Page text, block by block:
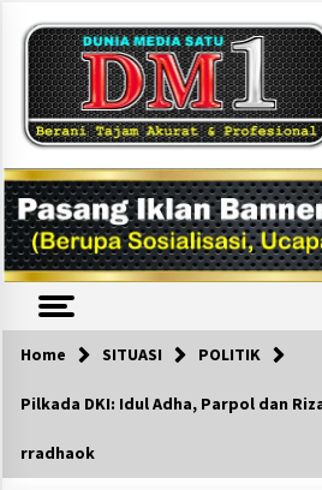
content
Home SITUASI POLITIK
Pilkada DKI: Idul Adha, Parpol dan
rradhaok